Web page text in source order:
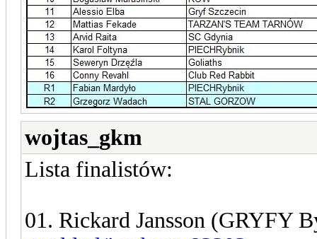
wojtas_gkm
Lista finalistów:
01. Rickard Jansson (GRYFY